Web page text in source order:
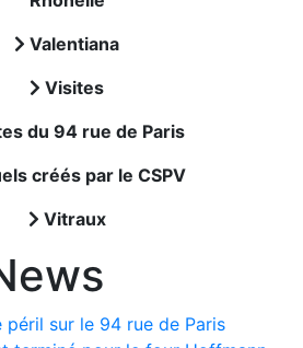
Valentiana
Visites
du 94 rue de Paris
créés par le CSPV
Vitraux
péril sur le 94 rue de Paris